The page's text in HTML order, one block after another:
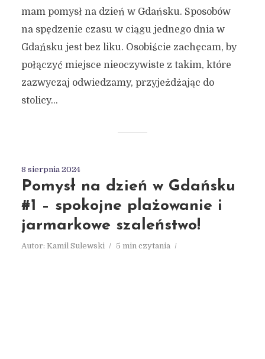
mam pomysł na dzień w Gdańsku. Sposobów
na spędzenie czasu w ciągu jednego dnia w
Gdańsku jest bez liku. Osobiście zachęcam, by
połączyć miejsce nieoczywiste z takim, które
zazwyczaj odwiedzamy, przyjeżdżając do
stolicy...
8 sierpnia 2024
Pomysł na dzień w Gdańsku
#1 – spokojne plażowanie i
jarmarkowe szaleństwo!
Autor: Kamil Sulewski
5 min czytania